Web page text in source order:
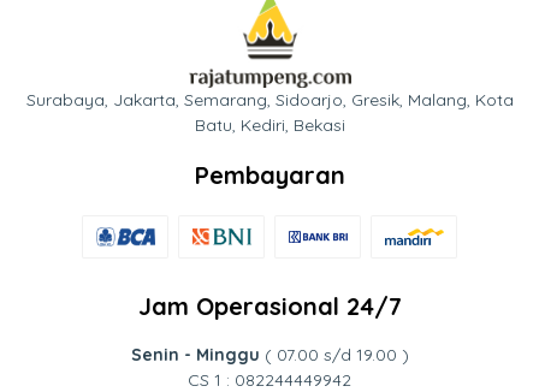
Surabaya, Jakarta, Semarang, Sidoarjo, Gresik, Malang, Kota
Batu, Kediri, Bekasi
Pembayaran
Jam Operasional 24/7
Senin - Minggu ( 07.00 s/d 19.00 )
CS 1 : 082244449942